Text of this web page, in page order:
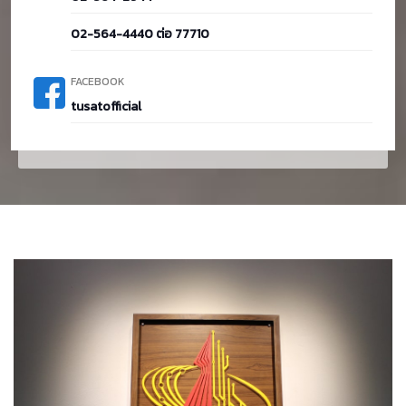
02-564-4440 ต่อ 77710
FACEBOOK
tusatofficial